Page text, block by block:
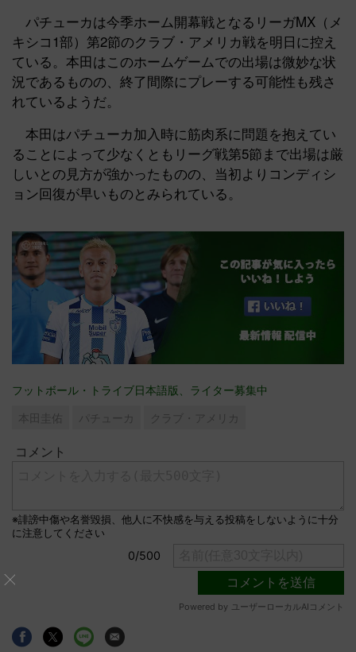
パチューカは今季ホーム開幕戦となるリーガMX（メ
キシコ1部）第2節のクラブ・アメリカ戦を明日に控え
ている。本田はこのホームゲームでの出場は微妙な状
況であるものの、終了間際にプレーする可能性も残さ
れているようだ。
本田はパチューカ加入時に筋肉系に問題を抱えてい
ることによって少なくともリーグ戦第5節まで出場は厳
しいとの見方が強かったものの、当初よりコンディシ
ョン回復が早いものとみられている。
フットボール・トライブ日本語版、ライター募集中
本田圭佑 パチューカ クラブ・アメリカ